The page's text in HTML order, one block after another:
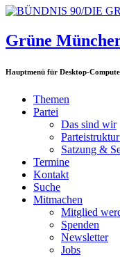
Grüne
Hauptmenü für Desktop-
Themen
Partei
Das sind wir
Satzung &
Termine
Kontakt
Suche
Mitmachen
Mitglied
Spenden
Newsletter
Jobs